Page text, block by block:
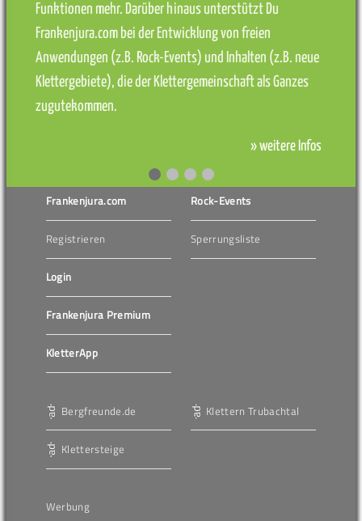
Funktionen mehr. Darüber hinaus unterstützt Du
Frankenjura.com bei der Entwicklung von freien
Anwendungen (z.B. Rock-Events) und Inhalten (z.B. neue
Klettergebiete), die der Klettergemeinschaft als Ganzes
zugutekommen.
» weitere Infos
Frankenjura.com
Registrieren
Login
Frankenjura Premium
KletterApp
Rock-Events
Sperrungsliste
Bergfreunde.de
Klettersteige
Klettern Trubachtal
Werbung